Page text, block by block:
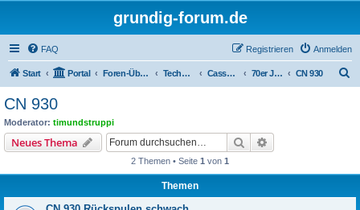
grundig-forum.de
FAQ Anmelden
Registrieren
Start Portal Foren-Übersicht Technik Foren Cassettenrecorder, Cassettendecks 70er Jahre CN 930
CN 930
Moderator: timundstruppi
Neues Thema Suche
2 Themen • Seite 1 von 1
Themen